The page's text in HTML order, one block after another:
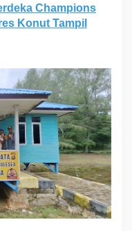
Champions
Konut Tampil